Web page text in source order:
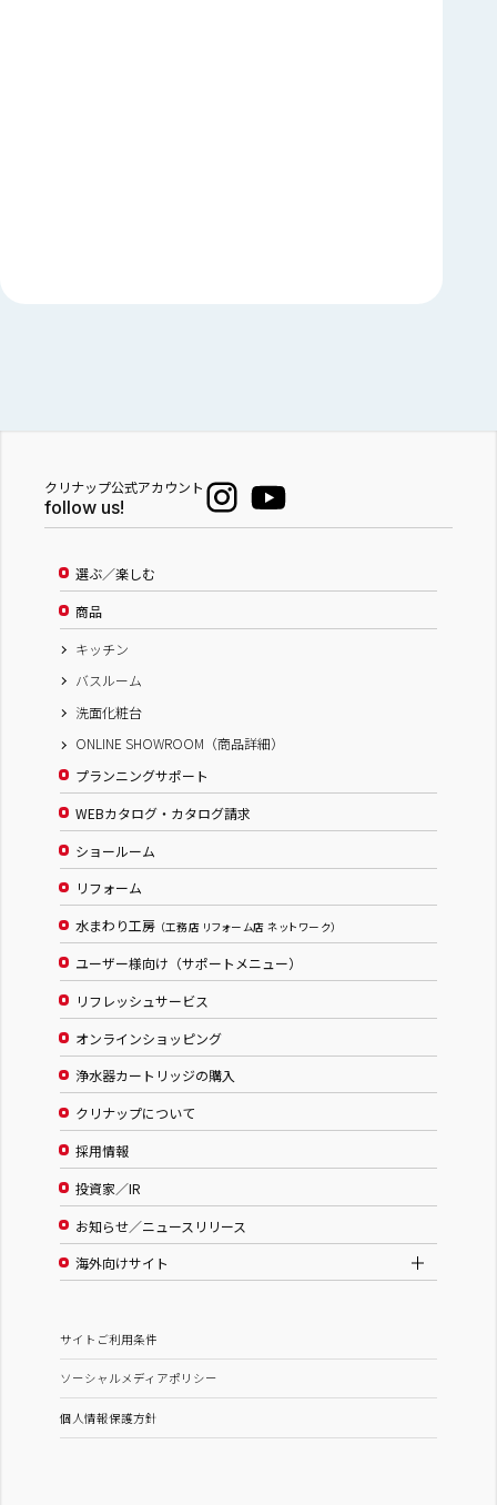
クリナップ公式アカウント
follow us!
選ぶ／楽しむ
商品
キッチン
バスルーム
洗面化粧台
ONLINE SHOWROOM（商品詳細）
プランニングサポート
WEBカタログ・カタログ請求
ショールーム
リフォーム
水まわり工房 （工務店 リフォーム店 ネットワーク）
ユーザー様向け（サポートメニュー）
リフレッシュサービス
オンラインショッピング
浄水器カートリッジの購入
クリナップについて
採用情報
投資家／IR
お知らせ／ニュースリリース
海外向けサイト
サイトご利用条件
ソーシャルメディアポリシー
個人情報保護方針